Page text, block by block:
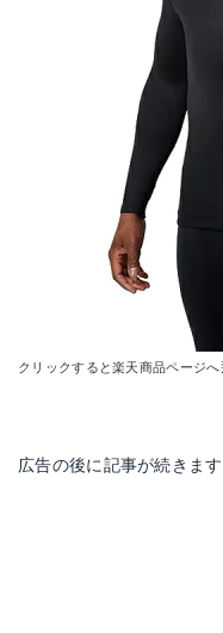
クリックすると楽天商品ページへ
広告の後に記事が続きます